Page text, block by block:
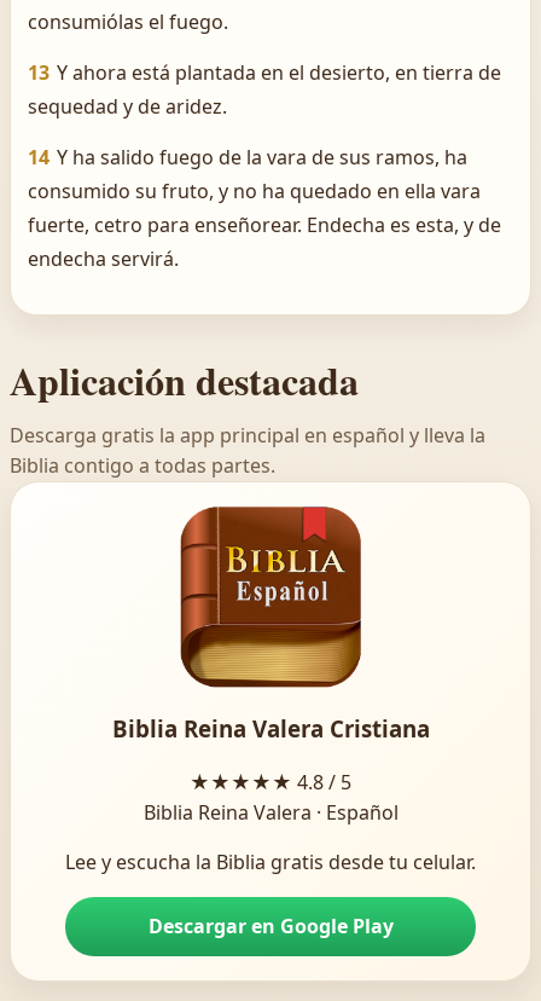
consumiólas el fuego.
13 Y ahora está plantada en el desierto, en tierra de
sequedad y de aridez.
14 Y ha salido fuego de la vara de sus ramos, ha
consumido su fruto, y no ha quedado en ella vara
fuerte, cetro para enseñorear. Endecha es esta, y de
endecha servirá.
Aplicación destacada
Descarga gratis la app principal en español y lleva la
Biblia contigo a todas partes.
Biblia Reina Valera Cristiana
★★★★★ 4.8 / 5
Biblia Reina Valera · Español
Lee y escucha la Biblia gratis desde tu celular.
Descargar en Google Play